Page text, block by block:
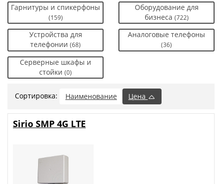
Гарнитуры и спикерфоны
(159)
Оборудование для
бизнеса (722)
Устройства для
телефонии (68)
Аналоговые телефоны
(36)
Серверные шкафы и
стойки (0)
Сортировка: Наименование Цена
Sirio SMP 4G LTE